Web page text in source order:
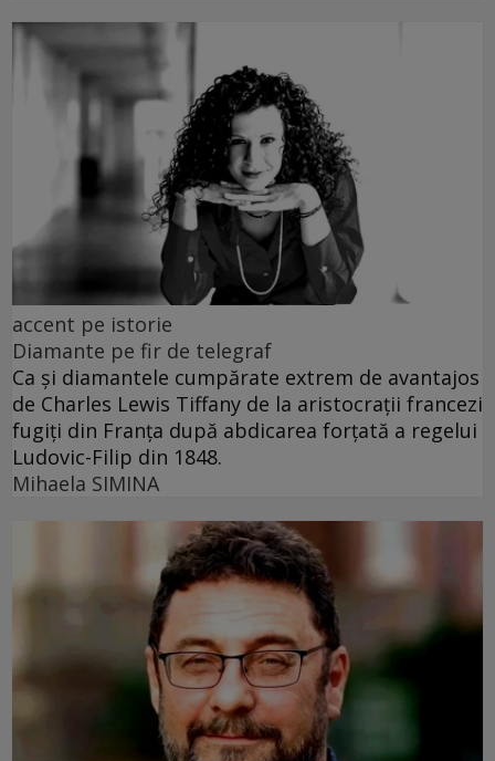
accent pe istorie
Diamante pe fir de telegraf
Ca și diamantele cumpărate extrem de avantajos
de Charles Lewis Tiffany de la aristocrații francezi
fugiți din Franța după abdicarea forțată a regelui
Ludovic-Filip din 1848.
Mihaela SIMINA